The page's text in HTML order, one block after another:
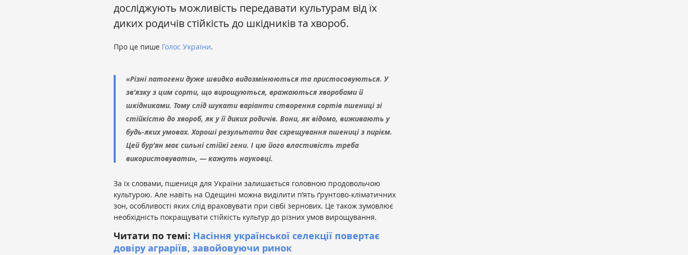
досліджують можливість передавати культурам від їх
диких родичів стійкість до шкідників та хвороб.
Про це пише Голос України.
«Різні патогени дуже швидко видозмінюються та пристосовуються. У
зв’язку з цим сорти, що вирощуються, вражаються хворобами й
шкідниками. Тому слід шукати варіанти створення сортів пшениці зі
стійкістю до хвороб, як у її диких родичів. Вони, як відомо, виживають у
будь-яких умовах. Хороші результати дає схрещування пшениці з пирієм.
Цей бур’ян має сильні стійкі гени. І цю його властивість треба
використовувати», — кажуть науковці.
За їх словами, пшениця для України залишається головною продовольчою
культурою. Але навіть на Одещині можна виділити п’ять ґрунтово-кліматичних
зон, особливості яких слід враховувати при сівбі зернових. Це також зумовлює
необхідність покращувати стійкість культур до різних умов вирощування.
Читати по темі: Насіння української селекції повертає
довіру аграріїв, завойовуючи ринок